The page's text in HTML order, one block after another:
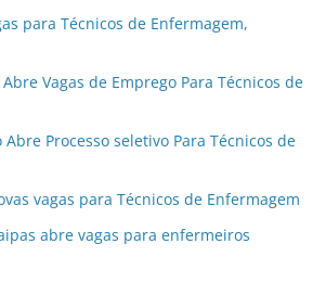
para Técnicos de Enfermagem,
Vagas de Emprego Para Técnicos de
Abre Processo seletivo Para Técnicos de
vagas para Técnicos de Enfermagem
abre vagas para enfermeiros